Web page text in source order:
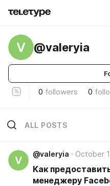
V @valeryia
0 followers 0
ALL POSTS
V
@valeryia October
Как
менеджеру